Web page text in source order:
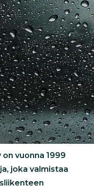
on vuonna 1999
joka valmistaa